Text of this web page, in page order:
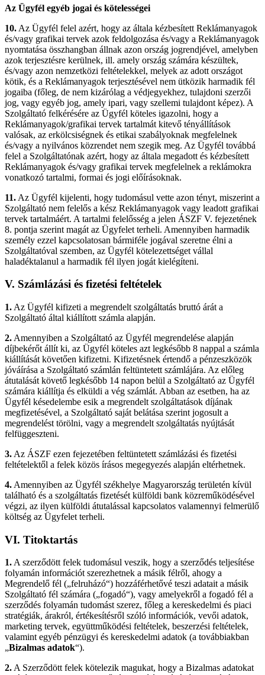
Az Ügyfél egyéb jogai és kötelességei
10. Az Ügyfél felel azért, hogy az általa kézbesített Reklámanyagok
és/vagy grafikai tervek azok feldolgozása és/vagy a Reklámanyagok
nyomtatása összhangban állnak azon ország jogrendjével, amelyben
azok terjesztésre kerülnek, ill. amely ország számára készültek,
és/vagy azon nemzetközi feltételekkel, melyek az adott országot
kötik, és a Reklámanyagok terjesztésével nem ütközik harmadik fél
jogaiba (főleg, de nem kizárólag a védjegyekhez, tulajdoni szerzői
jog, vagy egyéb jog, amely ipari, vagy szellemi tulajdont képez). A
Szolgáltató felkérésére az Ügyfél köteles igazolni, hogy a
Reklámanyagok/grafikai tervek tartalmát kitevő tényállítások
valósak, az erkölcsiségnek és etikai szabályoknak megfelelnek
és/vagy a nyilvános közrendet nem szegik meg. Az Ügyfél továbbá
felel a Szolgáltatónak azért, hogy az általa megadott és kézbesített
Reklámanyagok és/vagy grafikai tervek megfelelnek a reklámokra
vonatkozó tartalmi, formai és jogi előírásoknak.
11. Az Ügyfél kijelenti, hogy tudomásul vette azon tényt, miszerint a
Szolgáltató nem felelős a kész Reklámanyagok vagy leadott grafikai
tervek tartalmáért. A tartalmi felelősség a jelen ÁSZF V. fejezetének
8. pontja szerint magát az Ügyfelet terheli. Amennyiben harmadik
személy ezzel kapcsolatosan bármiféle jogával szeretne élni a
Szolgáltatóval szemben, az Ügyfél kötelezettséget vállal
haladéktalanul a harmadik fél ilyen jogát kielégíteni.
V. Számlázási és fizetési feltételek
1. Az Ügyfél kifizeti a megrendelt szolgáltatás bruttó árát a
Szolgáltató által kiállított számla alapján.
2. Amennyiben a Szolgáltató az Ügyfél megrendelése alapján
díjbekérőt állít ki, az Ügyfél köteles azt legkésőbb 8 nappal a számla
kiállítását követően kifizetni. Kifizetésnek értendő a pénzeszközök
jóváírása a Szolgáltató számlán feltüntetett számlájára. Az előleg
átutalását követő legkésőbb 14 napon belül a Szolgáltató az Ügyfél
számára kiállítja és elküldi a vég számlát. Abban az esetben, ha az
Ügyfél késedelembe esik a megrendelt szolgáltatások díjának
megfizetésével, a Szolgáltató saját belátása szerint jogosult a
megrendelést törölni, vagy a megrendelt szolgáltatás nyújtását
felfüggeszteni.
3. Az ÁSZF ezen fejezetében feltüntetett számlázási és fizetési
feltételektől a felek közös írásos megegyezés alapján eltérhetnek.
4. Amennyiben az Ügyfél székhelye Magyarország területén kívül
található és a szolgáltatás fizetését külföldi bank közreműködésével
végzi, az ilyen külföldi átutalással kapcsolatos valamennyi felmerülő
költség az Ügyfelet terheli.
VI. Titoktartás
1.A szerződött felek tudomásul veszik, hogy a szerződés teljesítése
folyamán információt szerezhetnek a másik félről, ahogy a
Megrendelő fél („felruházó“) hozzáférhetővé teszi adatait a másik
Szolgáltató fél számára („fogadó“), vagy amelyekről a fogadó fél a
szerződés folyamán tudomást szerez, főleg a kereskedelmi és piaci
stratégiák, árakról, értékesítésről szóló információk, vevői adatok,
marketing tervek, együttműködési feltételek, beszerzési feltételek,
valamint egyéb pénzügyi és kereskedelmi adatok (a továbbiakban
„Bizalmas adatok“).
2.A Szerződött felek kötelezik magukat, hogy a Bizalmas adatokat